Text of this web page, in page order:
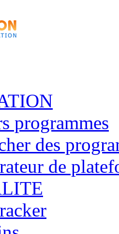
programmes
des
de